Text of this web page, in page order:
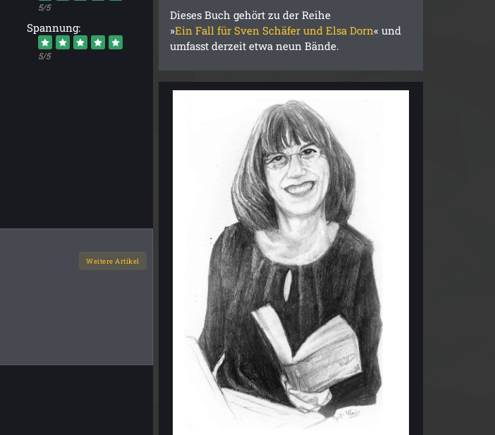
5/5
Spannung:
5/5
Weitere Artikel
Dieses Buch gehört zu der Reihe
»Ein Fall für Sven Schäfer und Elsa Dorn« und
umfasst derzeit etwa neun Bände.